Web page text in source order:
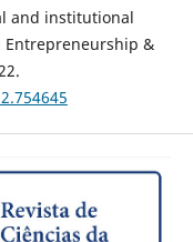
and institutional
&